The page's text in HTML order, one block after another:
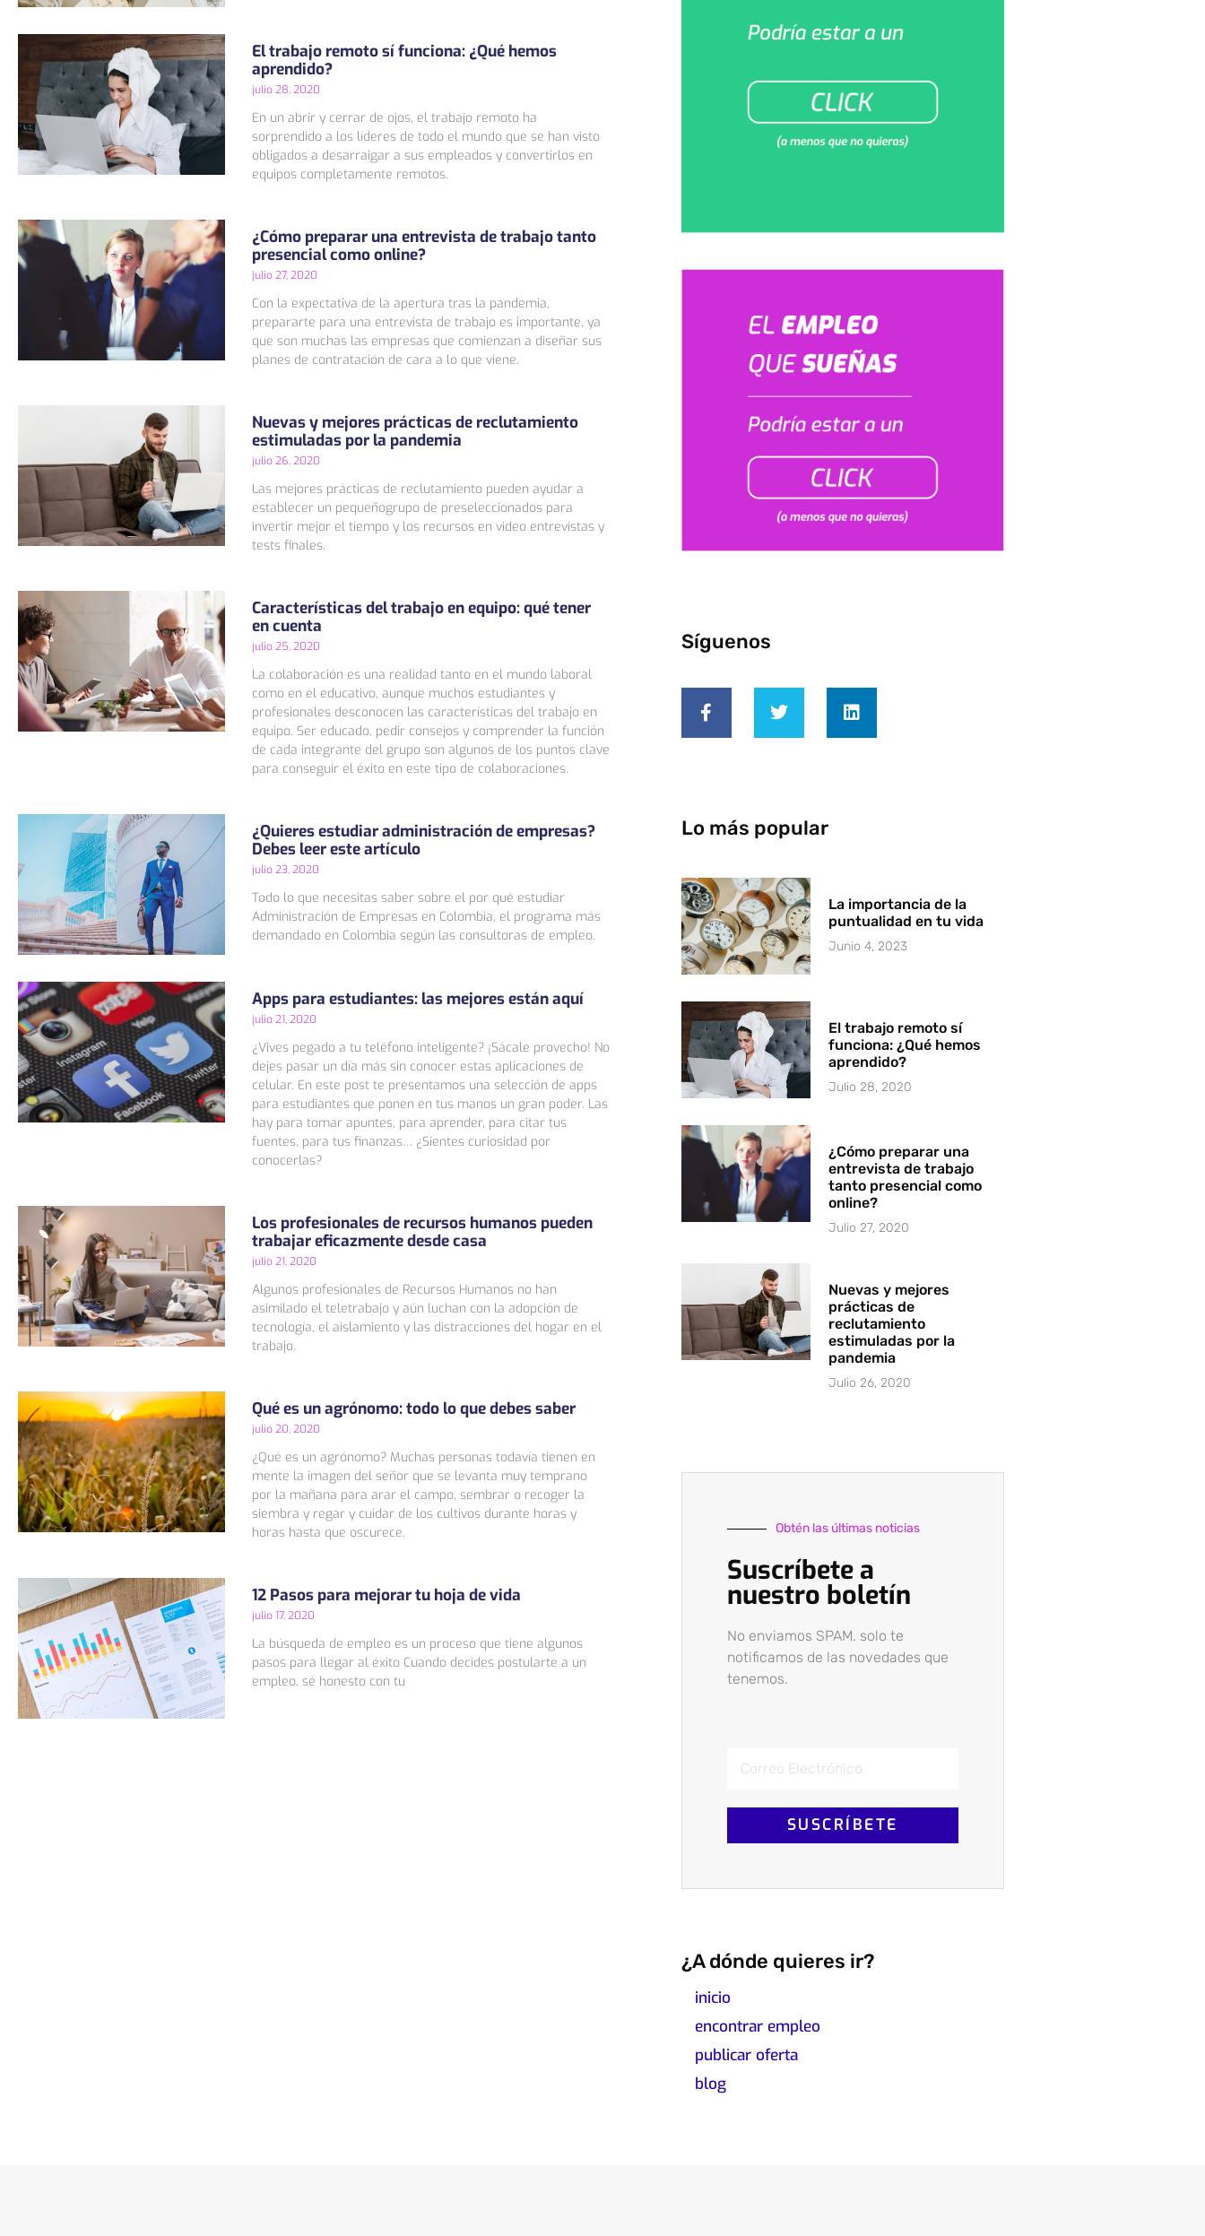
El trabajo remoto sí funciona: ¿Qué hemos
aprendido?
julio 28, 2020
En un abrir y cerrar de ojos, el trabajo remoto ha
sorprendido a los líderes de todo el mundo que se han visto
obligados a desarraigar a sus empleados y convertirlos en
equipos completamente remotos.
¿Cómo preparar una entrevista de trabajo tanto
presencial como online?
julio 27, 2020
Con la expectativa de la apertura tras la pandemia,
prepararte para una entrevista de trabajo es importante, ya
que son muchas las empresas que comienzan a diseñar sus
planes de contratación de cara a lo que viene.
Nuevas y mejores prácticas de reclutamiento
estimuladas por la pandemia
julio 26, 2020
Las mejores prácticas de reclutamiento pueden ayudar a
establecer un pequeñogrupo de preseleccionados para
invertir mejor el tiempo y los recursos en video entrevistas y
tests finales.
Características del trabajo en equipo: qué tener
en cuenta
julio 25, 2020
La colaboración es una realidad tanto en el mundo laboral
como en el educativo, aunque muchos estudiantes y
profesionales desconocen las características del trabajo en
equipo. Ser educado, pedir consejos y comprender la función
de cada integrante del grupo son algunos de los puntos clave
para conseguir el éxito en este tipo de colaboraciones.
¿Quieres estudiar administración de empresas?
Debes leer este artículo
julio 23, 2020
Todo lo que necesitas saber sobre el por qué estudiar
Administración de Empresas en Colombia, el programa más
demandado en Colombia según las consultoras de empleo.
Apps para estudiantes: las mejores están aquí
julio 21, 2020
¿Vives pegado a tu teléfono inteligente? ¡Sácale provecho! No
dejes pasar un día más sin conocer estas aplicaciones de
celular. En este post te presentamos una selección de apps
para estudiantes que ponen en tus manos un gran poder. Las
hay para tomar apuntes, para aprender, para citar tus
fuentes, para tus finanzas… ¿Sientes curiosidad por
conocerlas?
Los profesionales de recursos humanos pueden
trabajar eficazmente desde casa
julio 21, 2020
Algunos profesionales de Recursos Humanos no han
asimilado el teletrabajo y aún luchan con la adopción de
tecnología, el aislamiento y las distracciones del hogar en el
trabajo.
Qué es un agrónomo: todo lo que debes saber
julio 20, 2020
¿Qué es un agrónomo? Muchas personas todavía tienen en
mente la imagen del señor que se levanta muy temprano
por la mañana para arar el campo, sembrar o recoger la
siembra y regar y cuidar de los cultivos durante horas y
horas hasta que oscurece.
12 Pasos para mejorar tu hoja de vida
julio 17, 2020
La búsqueda de empleo es un proceso que tiene algunos
pasos para llegar al éxito Cuando decides postularte a un
empleo, sé honesto con tu
Síguenos
Lo más popular
La importancia de la
puntualidad en tu vida
Junio 4, 2023
El trabajo remoto sí
funciona: ¿Qué hemos
aprendido?
Julio 28, 2020
¿Cómo preparar una
entrevista de trabajo
tanto presencial como
online?
Julio 27, 2020
Nuevas y mejores
prácticas de
reclutamiento
estimuladas por la
pandemia
Julio 26, 2020
Obtén las últimas noticias
Suscríbete a
nuestro boletín
No enviamos SPAM. solo te
notificamos de las novedades que
tenemos.
SUSCRÍBETE
¿A dónde quieres ir?
inicio
encontrar empleo
publicar oferta
blog